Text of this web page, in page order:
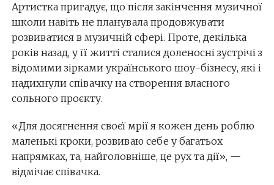
Артистка пригадує, що після закінчення музичної
школи навіть не планувала продовжувати
розвиватися в музичній сфері. Проте, декілька
років назад, у її житті сталися доленосні зустрічі з
відомими зірками українського шоу-бізнесу, які і
надихнули співачку на створення власного
сольного проєкту.
«Для досягнення своєї мрії я кожен день роблю
маленькі кроки, розвиваю себе у багатьох
напрямках, та, найголовніше, це рух та дії», —
відмічає співачка.